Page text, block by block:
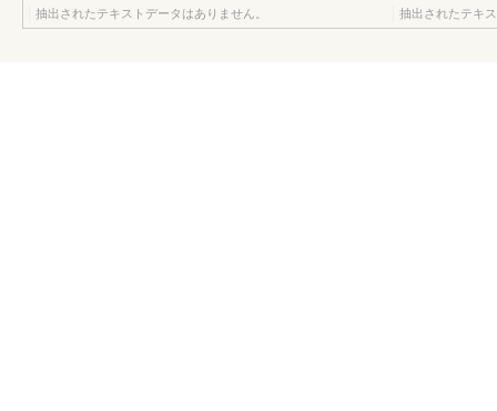
抽出されたテキストデータはありません。
抽出されたテキ